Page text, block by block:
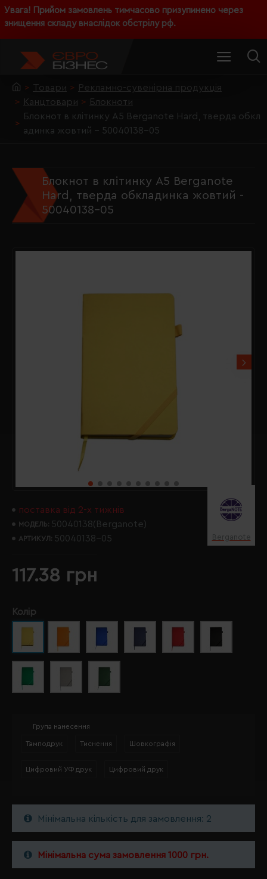
Увага! Прийом замовлень тимчасово призупинено через
знищення складу внаслідок обстрілу рф.
Товари
Рекламно-сувенірна продукція
Канцтовари
Блокноти
Блокнот в клітинку А5 Berganote Hard, тверда обкл
адинка жовтий - 50040138-05
Блокнот в клітинку А5 Berganote
Hard, тверда обкладинка жовтий -
50040138-05
поставка від 2-х тижнів
МОДЕЛЬ: 50040138(Berganote)
АРТИКУЛ: 50040138-05 Berganote
117.38 грн
Колір
Група нанесення
Тамподрук Тиснення Шовкографія
Цифровий УФ друк Цифровий друк
Мінімальна кількість для замовлення: 2
Мінімальна сума замовлення 1000 грн.